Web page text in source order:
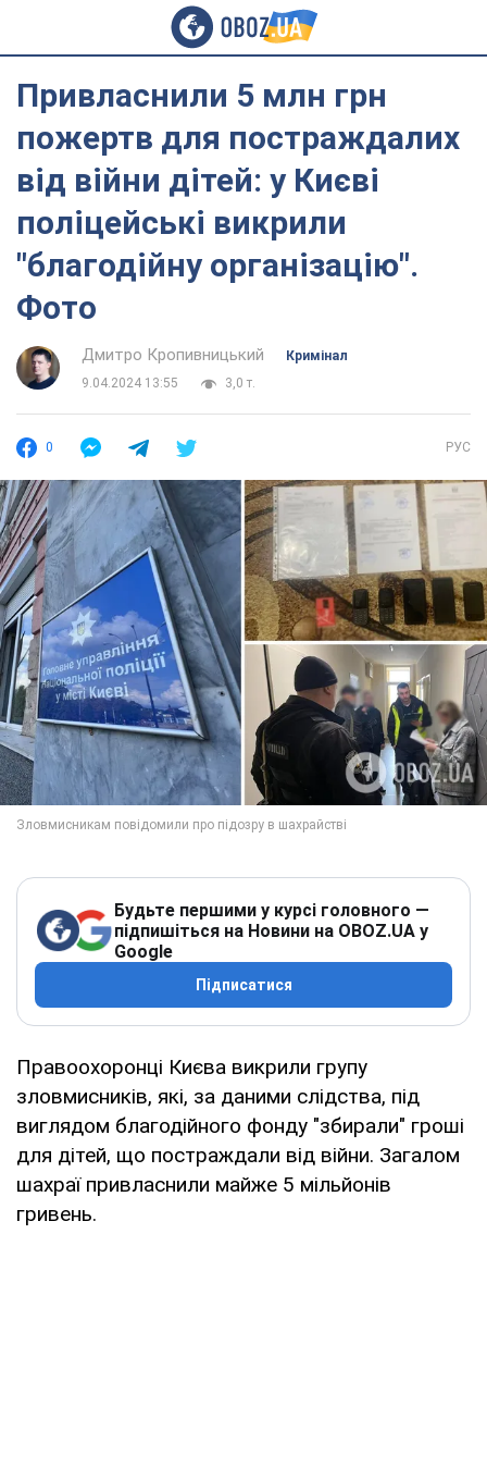
Привласнили 5 млн грн
пожертв для постраждалих
від війни дітей: у Києві
поліцейські викрили
"благодійну організацію".
Фото
Дмитро Кропивницький
Кримінал
9.04.2024 13:55
3,0 т.
0 РУС
Будьте першими у курсі головного —
підпишіться на Новини на OBOZ.UA у
Google
Підписатися
Правоохоронці Києва викрили групу
зловмисників, які, за даними слідства, під
виглядом благодійного фонду "збирали" гроші
для дітей, що постраждали від війни. Загалом
шахраї привласнили майже 5 мільйонів
гривень.